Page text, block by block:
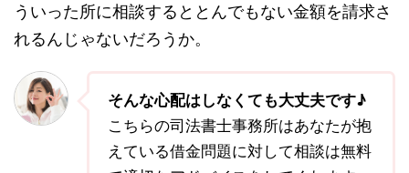
ういった所に相談するととんでもない金額を請求さ
れるんじゃないだろうか。
そんな心配はしなくても大丈夫です♪
こちらの司法書士事務所はあなたが抱
えている借金問題に対して相談は無料